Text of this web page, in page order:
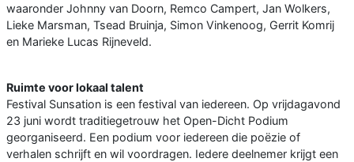
waaronder Johnny van Doorn, Remco Campert, Jan Wolkers,
Lieke Marsman, Tsead Bruinja, Simon Vinkenoog, Gerrit Komrij
en Marieke Lucas Rijneveld.
Ruimte voor lokaal talent
Festival Sunsation is een festival van iedereen. Op vrijdagavond
23 juni wordt traditiegetrouw het Open-Dicht Podium
georganiseerd. Een podium voor iedereen die poëzie of
verhalen schrijft en wil voordragen. Iedere deelnemer krijgt een